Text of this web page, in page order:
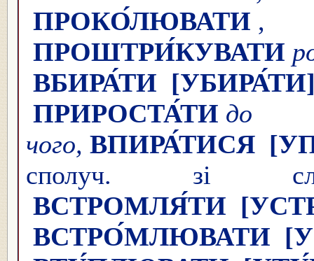
ПРОКО́ЛЮВАТИ
ПРОШТРИ́КУВАТИ
ВБИРА́ТИ
ПРИРОСТА́ТИ
чого, ВПИРА́ТИСЯ
сполуч. зі
ВСТРОМЛЯ́ТИ
ВСТРО́МЛЮВАТИ